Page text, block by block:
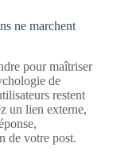
ne marchent
pour maîtriser
de
restent
un lien externe,
de votre post.